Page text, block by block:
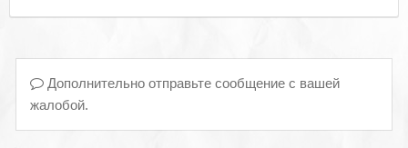
Дополнительно отправьте сообщение с вашей
жалобой.